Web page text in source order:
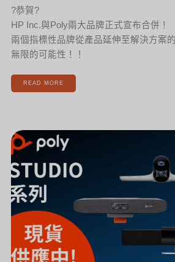
?恭賀?
HP Inc.與Poly兩大品牌正式宣布合併！
兩個指標性品牌從產品延伸至解決方案
無限的可能性！！
READ MORE
聞]
HP
POLY
STUDIO
列，
貨」
應
中!!!